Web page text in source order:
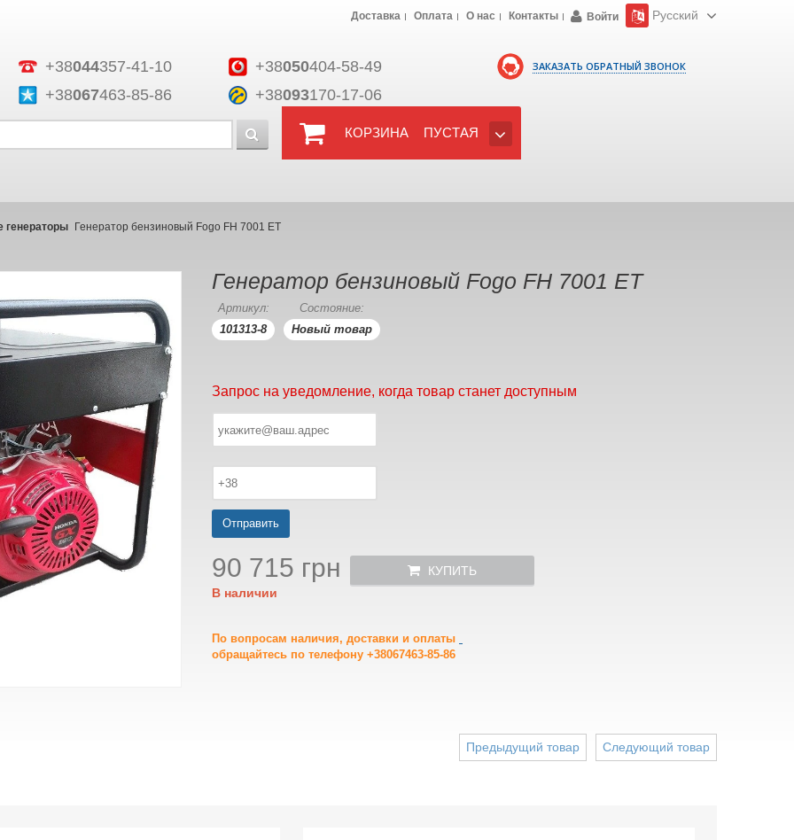
ЗАКАЗАТЬ ОБРАТНЫЙ ЗВОНОК
+38044357-41-10 +38050404-58-49
+38067463-85-86 +38093170-17-06
Доставка Оплата О нас Контакты Войти Русский
КОРЗИНА ПУСТАЯ
генераторы Генератор бензиновый Fogo FH 7001 ET
Генератор бензиновый Fogo FH 7001 ET
Артикул:
101313-8
Состояние:
Новый товар
Запрос на уведомление, когда товар станет доступным
Отправить
90 715 грн
В наличии
КУПИТЬ
По вопросам наличия, доставки и оплаты
обращайтесь по телефону +38067463-85-86
Следующий товар
Предыдущий товар